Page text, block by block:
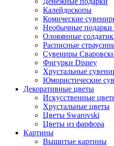
Калейдоскопы
Комические
Необычные
Оловянные
Расписные
Сувениры
Фигурки Disney
Хрустальные
Юмористические
Декоративные цветы
Искусственные
Хрустальные цветы
Цветы Swarovski
Цветы из фарфора
Картины
Вышитые картины